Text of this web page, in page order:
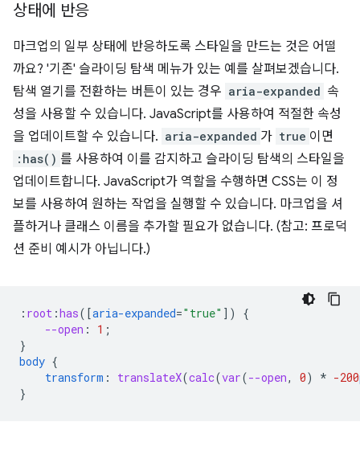
상태에 반응
마크업의 일부 상태에 반응하도록 스타일을 만드는 것은 어떨
까요? '기존' 슬라이딩 탐색 메뉴가 있는 예를 살펴보겠습니다.
탐색 열기를 전환하는 버튼이 있는 경우 aria-expanded 속
성을 사용할 수 있습니다. JavaScript를 사용하여 적절한 속성
을 업데이트할 수 있습니다. aria-expanded 가 true 이면
:has() 를 사용하여 이를 감지하고 슬라이딩 탐색의 스타일을
업데이트합니다. JavaScript가 역할을 수행하면 CSS는 이 정
보를 사용하여 원하는 작업을 실행할 수 있습니다. 마크업을 셔
플하거나 클래스 이름을 추가할 필요가 없습니다. (참고: 프로덕
션 준비 예시가 아닙니다.)
: root :has([aria-expanded="true" ])
{
--open : 1 ;
}
body {
transform : translateX(calc(var(--open, 0) * -200
}